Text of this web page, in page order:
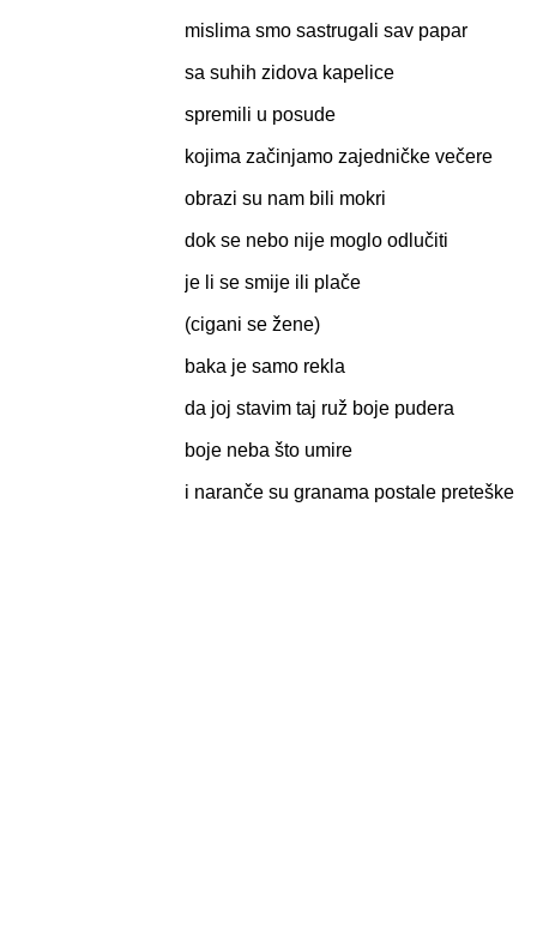
mislima smo sastrugali sav papar
sa suhih zidova kapelice
spremili u posude
kojima začinjamo zajedničke večere
obrazi su nam bili mokri
dok se nebo nije moglo odlučiti
je li se smije ili plače
(cigani se žene)
baka je samo rekla
da joj stavim taj ruž boje pudera
boje neba što umire
i naranče su granama postale preteške